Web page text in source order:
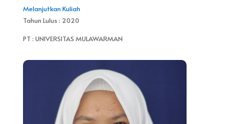
Melanjutkan Kuliah
Tahun Lulus : 2020
PT : UNIVERSITAS MULAWARMAN